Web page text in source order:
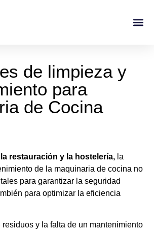
de limpieza y
para
de Cocina
restauración y la hostelería, la
de la maquinaria de cocina no
para garantizar la seguridad
para optimizar la eficiencia
residuos y la falta de un mantenimiento